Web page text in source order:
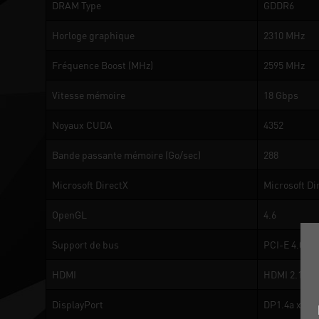
DRAM Type GDDR6
Horloge graphique 2310 MHz
Fréquence Boost (MHz) 2595 MHz
Vitesse mémoire 18 Gbps
Noyaux CUDA 4352
Bande passante mémoire (Go/sec) 288
Microsoft DirectX Microsoft
OpenGL 4.6
Support de bus PCI-E 4.0
HDMI HDMI 2.1a
DisplayPort DP1.4a x 3